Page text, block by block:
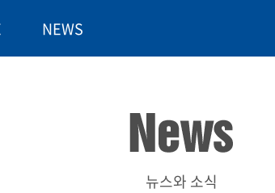
NEWS
뉴스와 소식